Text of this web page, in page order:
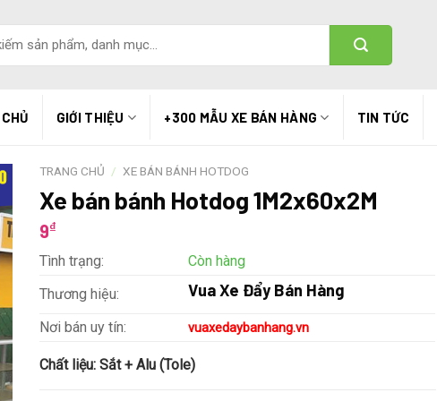
GIỚI THIỆU +300 MẪU XE BÁN HÀNG TIN TỨC
TRANG CHỦ / XE BÁN BÁNH HOTDOG
Xe bán bánh Hotdog 1M2x60x2M
9₫
Tình trạng:
Còn hàng
Thương hiệu:
Vua Xe Đẩy Bán Hàng
Nơi bán uy tín: vuaxedaybanhang.vn
Chất liệu: Sắt + Alu (Tole)